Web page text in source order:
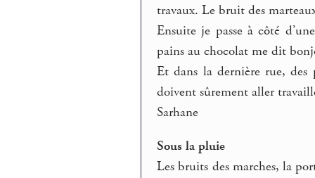
travaux. Le bruit des
Ensuite je passe à côté
pains au chocolat me dit
Et dans la dernière rue, des
doivent sûrement aller
Sarhane
Sous la pluie
Les bruits des marches, la